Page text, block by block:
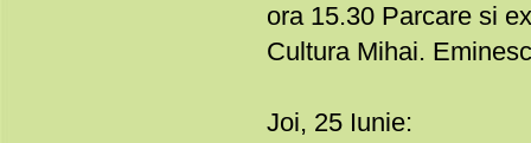
ora 15.30 Parcare si
Cultura Mihai.
Joi, 25 Iunie: